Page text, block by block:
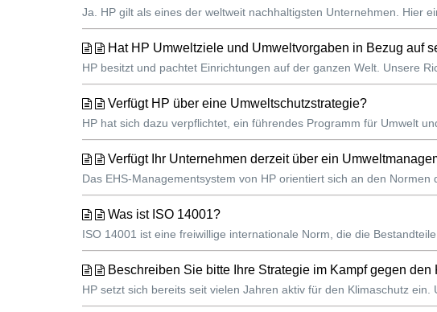
Ja. HP gilt als eines der weltweit nachhaltigsten Unternehmen. Hier
Hat HP Umweltziele und Umweltvorgaben in Bezug auf
HP besitzt und pachtet Einrichtungen auf der ganzen Welt. Unsere
Verfügt HP über eine Umweltschutzstrategie?
HP hat sich dazu verpflichtet, ein führendes Programm für Umwelt
Verfügt Ihr Unternehmen derzeit über ein
Das EHS-Managementsystem von HP orientiert sich an den
Was ist ISO 14001?
ISO 14001 ist eine freiwillige internationale Norm, die die
Beschreiben Sie bitte Ihre Strategie im Kampf gegen den
HP setzt sich bereits seit vielen Jahren aktiv für den Klimaschutz